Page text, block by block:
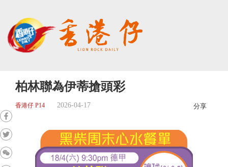
柏林聯為伊蒂搶頭彩
香港仔 P14 2026-04-17 分享